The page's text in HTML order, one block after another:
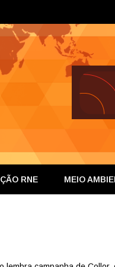
RNE MEIO